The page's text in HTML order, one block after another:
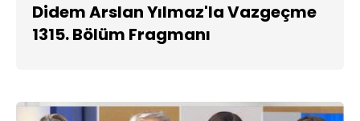
Didem Arslan Yılmaz'la Vazgeçme
1315. Bölüm Fragmanı